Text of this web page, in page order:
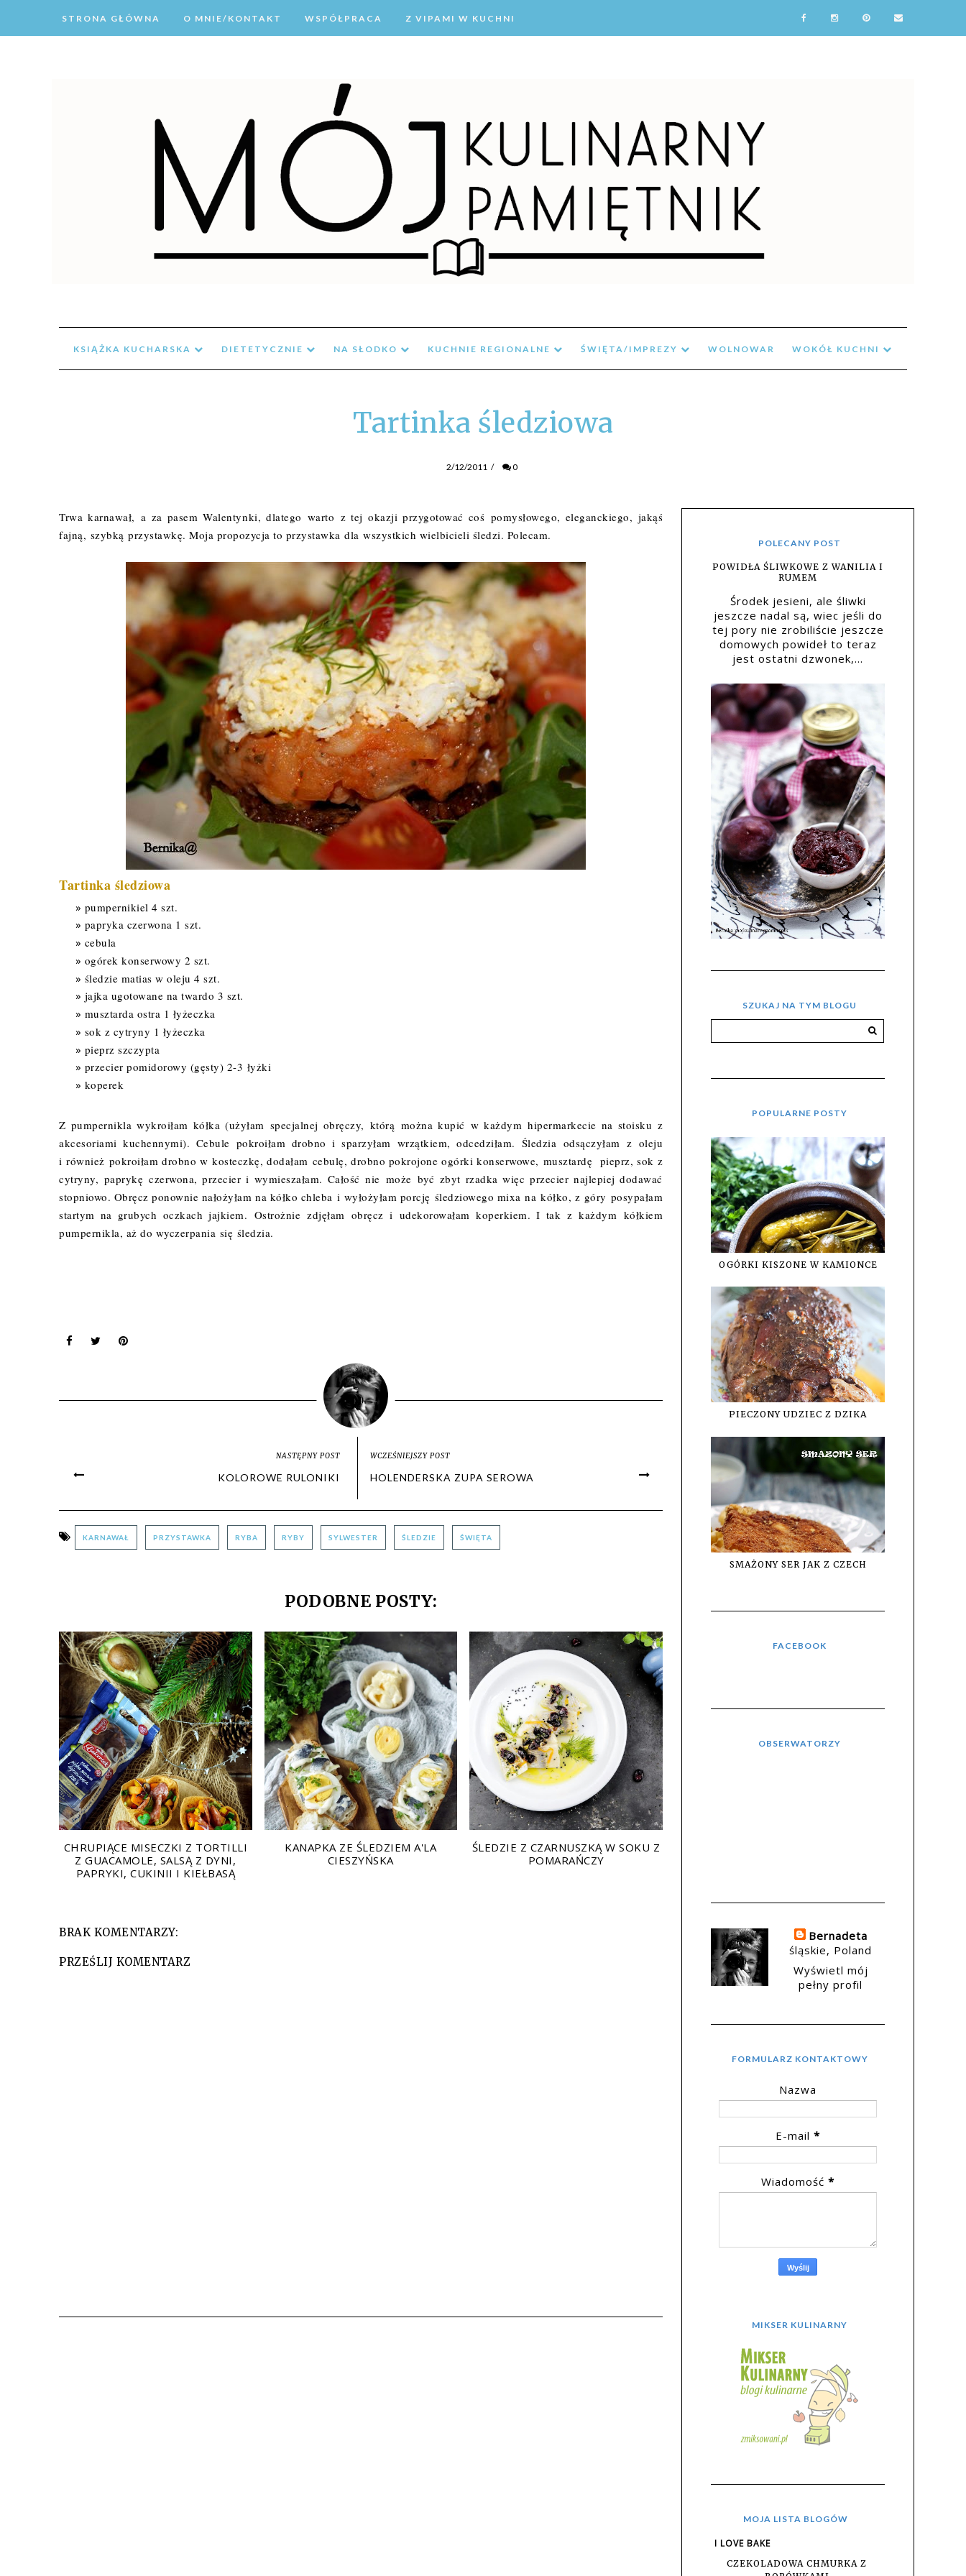
STRONA GŁÓWNA O MNIE/KONTAKT WSPÓŁPRACA Z VIPAMI W KUCHNI
KSIĄŻKA KUCHARSKA DIETETYCZNIE NA SŁODKO KUCHNIE REGIONALNE ŚWIĘTA/IMPREZY WOLNOWAR WOKÓŁ KUCHNI
Tartinka śledziowa
2/12/2011 / 0
Trwa karnawał, a za pasem Walentynki, dlatego warto z tej okazji przygotować coś pomysłowego, eleganckiego, jakąś
fajną, szybką przystawkę. Moja propozycja to przystawka dla wszystkich wielbicieli śledzi. Polecam.
Tartinka śledziowa
pumpernikiel 4 szt.
papryka czerwona 1 szt.
cebula
ogórek konserwowy 2 szt.
śledzie matias w oleju 4 szt.
jajka ugotowane na twardo 3 szt.
musztarda ostra 1 łyżeczka
sok z cytryny 1 łyżeczka
pieprz szczypta
przecier pomidorowy (gęsty) 2-3 łyżki
koperek
Z pumpernikla wykroiłam kółka (użyłam specjalnej obręczy, którą można kupić w każdym hipermarkecie na stoisku z
akcesoriami kuchennymi). Cebule pokroiłam drobno i sparzyłam wrzątkiem, odcedziłam. Śledzia odsączyłam z oleju
i również pokroiłam drobno wkosteczkę, dodałam cebulę, drobno pokrojone ogórki konserwowe, musztardę pieprz, sok z
cytryny, paprykę czerwona, przecier i wymieszałam. Całość nie może być zbyt rzadka więc przecier najlepiej dodawać
stopniowo. Obręcz ponownie nałożyłam na kółko chleba i wyłożyłam porcję śledziowego mixa na kółko, z góry posypałam
startym na grubych oczkach jajkiem. Ostrożnie zdjęłam obręcz i udekorowałam koperkiem. I tak z każdym kółkiem
pumpernikla, aż do wyczerpania się śledzia.
NASTĘPNY POST
KOLOROWE RULONIKI
WCZEŚNIEJSZY POST
HOLENDERSKA ZUPA SEROWA
KARNAWAŁ PRZYSTAWKA RYBA RYBY SYLWESTER ŚLEDZIE ŚWIĘTA
PODOBNE POSTY:
CHRUPIĄCE MISECZKI Z TORTILLI
Z GUACAMOLE, SALSĄ Z DYNI,
PAPRYKI, CUKINII I KIEŁBASĄ
KANAPKA ZE ŚLEDZIEM A'LA
CIESZYŃSKA
ŚLEDZIE Z CZARNUSZKĄ W SOKU Z
POMARAŃCZY
BRAK KOMENTARZY:
PRZEŚLIJ KOMENTARZ
POLECANY POST
POWIDŁA ŚLIWKOWE Z WANILIA I
RUMEM
Środek jesieni, ale śliwki
jeszcze nadal są, wiec jeśli do
tej pory nie zrobiliście jeszcze
domowych powideł to teraz
jest ostatni dzwonek,...
SZUKAJ NA TYM BLOGU
POPULARNE POSTY
OGÓRKI KISZONE W KAMIONCE
PIECZONY UDZIEC Z DZIKA
SMAŻONY SER JAK Z CZECH
FACEBOOK
OBSERWATORZY
Bernadeta
śląskie, Poland
Wyświetl mój
pełny profil
FORMULARZ KONTAKTOWY
Nazwa
E-mail *
Wiadomość *
MIKSER KULINARNY
MOJA LISTA BLOGÓW
I LOVE BAKE
CZEKOLADOWA CHMURKA Z